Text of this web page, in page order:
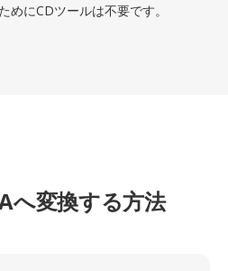
めにCDツールは不要です。
へ変換する方法